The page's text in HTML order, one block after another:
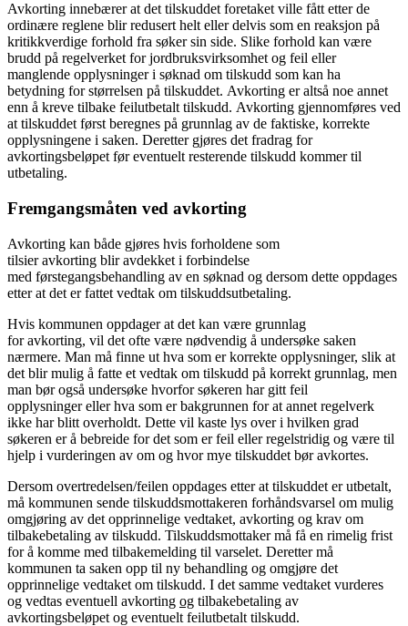
Avkorting innebærer at det tilskuddet foretaket ville fått etter de
ordinære reglene blir redusert helt eller delvis som en reaksjon på
kritikkverdige forhold fra søker sin side. Slike forhold kan være
brudd på regelverket for jordbruksvirksomhet og feil eller
manglende opplysninger i søknad om tilskudd som kan ha
betydning for størrelsen på tilskuddet. Avkorting er altså noe annet
enn å kreve tilbake feilutbetalt tilskudd. Avkorting gjennomføres ved
at tilskuddet først beregnes på grunnlag av de faktiske, korrekte
opplysningene i saken. Deretter gjøres det fradrag for
avkortingsbeløpet før eventuelt resterende tilskudd kommer til
utbetaling.
Fremgangsmåten ved avkorting
Avkorting kan både gjøres hvis forholdene som
tilsier avkorting blir avdekket i forbindelse
med førstegangsbehandling av en søknad og dersom dette oppdages
etter at det er fattet vedtak om tilskuddsutbetaling.
Hvis kommunen oppdager at det kan være grunnlag
for avkorting, vil det ofte være nødvendig å undersøke saken
nærmere. Man må finne ut hva som er korrekte opplysninger, slik at
det blir mulig å fatte et vedtak om tilskudd på korrekt grunnlag, men
man bør også undersøke hvorfor søkeren har gitt feil
opplysninger eller hva som er bakgrunnen for at annet regelverk
ikke har blitt overholdt. Dette vil kaste lys over i hvilken grad
søkeren er å bebreide for det som er feil eller regelstridig og være til
hjelp i vurderingen av om og hvor mye tilskuddet bør avkortes.
Dersom overtredelsen/feilen oppdages etter at tilskuddet er utbetalt,
må kommunen sende tilskuddsmottakeren forhåndsvarsel om mulig
omgjøring av det opprinnelige vedtaket, avkorting og krav om
tilbakebetaling av tilskudd. Tilskuddsmottaker må få en rimelig frist
for å komme med tilbakemelding til varselet. Deretter må
kommunen ta saken opp til ny behandling og omgjøre det
opprinnelige vedtaket om tilskudd. I det samme vedtaket vurderes
og vedtas eventuell avkorting og tilbakebetaling av
avkortingsbeløpet og eventuelt feilutbetalt tilskudd.